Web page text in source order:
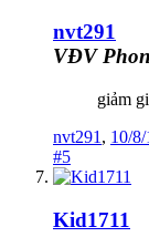
nvt291
VĐV
giảm
nvt291 , 10/8/
#5
Kid1711